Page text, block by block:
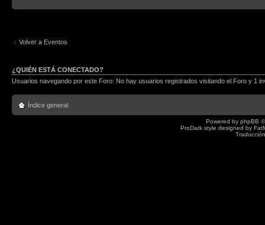
Volver a Eventos
¿QUIÉN ESTÁ CONECTADO?
Usuarios navegando por este Foro: No hay usuarios registrados visitando el Foro y 1
Índice general
Powered by phpBB
ProDark style designed by